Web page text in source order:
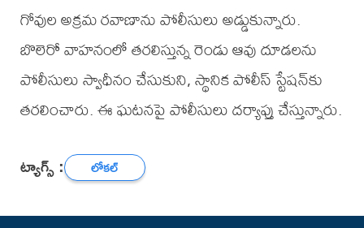
గోవుల అక్రమ రవాణాను పోలీసులు అడ్డుకున్నారు.
బొలెరో వాహనంలో తరలిస్తున్న రెండు ఆవు దూడలను
పోలీసులు స్వాధీనం చేసుకుని, స్థానిక పోలీస్ స్టేషన్‌కు
తరలించారు. ఈ ఘటనపై పోలీసులు దర్యాప్తు చేస్తున్నారు.
ట్యాగ్స్ : లోకల్